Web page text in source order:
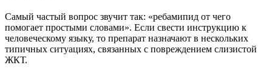
Самый частый вопрос звучит так: «ребамипид от чего
помогает простыми словами». Если свести инструкцию к
человеческому языку, то препарат назначают в нескольких
типичных ситуациях, связанных с повреждением слизистой
ЖКТ.